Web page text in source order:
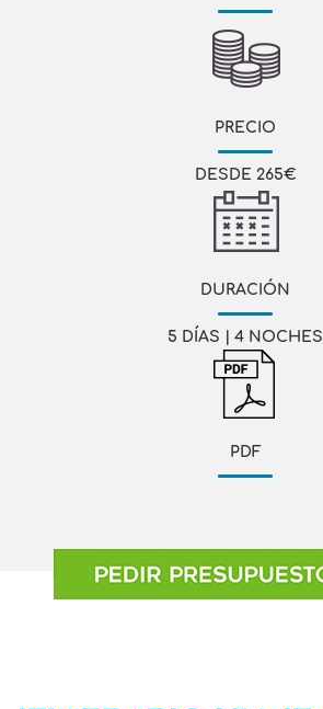
PRECIO
DESDE 265€
DURACIÓN
5 DÍAS | 4 NOCHES
PDF